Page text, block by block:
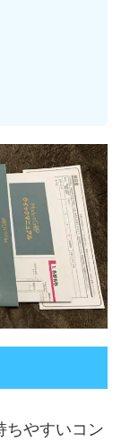
ちやすいコン